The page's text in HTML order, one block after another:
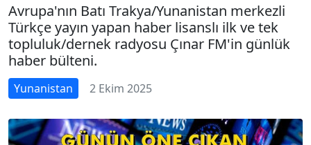
Avrupa'nın Batı Trakya/Yunanistan merkezli
Türkçe yayın yapan haber lisanslı ilk ve tek
topluluk/dernek radyosu Çınar FM'in günlük
haber bülteni.
Yunanistan 2 Ekim 2025